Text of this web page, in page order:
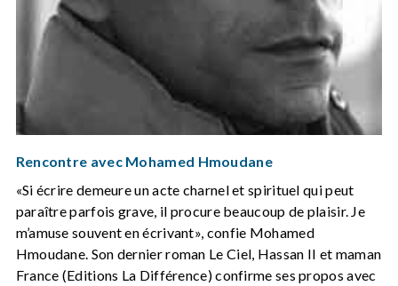
Rencontre avec Mohamed Hmoudane
«Si écrire demeure un acte charnel et spirituel qui peut
paraître parfois grave, il procure beaucoup de plaisir. Je
m’amuse souvent en écrivant», confie Mohamed
Hmoudane. Son dernier roman Le Ciel, Hassan II et maman
France (Editions La Différence) confirme ses propos avec